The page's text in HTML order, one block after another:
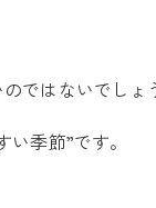
ではないでしょ
季節”です。